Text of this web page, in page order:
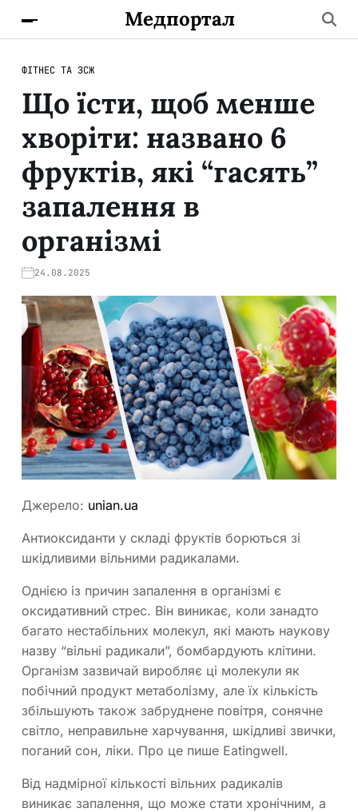
Медпортал
ФІТНЕС ТА ЗСЖ
Що їсти, щоб менше
хворіти: названо 6
фруктів, які “гасять”
запалення в
організмі
24.08.2025
Джерело: unian.ua
Антиоксиданти у складі фруктів борються зі
шкідливими вільними радикалами.
Однією із причин запалення в організмі є
оксидативний стрес. Він виникає, коли занадто
багато нестабільних молекул, які мають наукову
назву “вільні радикали”, бомбардують клітини.
Організм зазвичай виробляє ці молекули як
побічний продукт метаболізму, але їх кількість
збільшують також забруднене повітря, сонячне
світло, неправильне харчування, шкідливі звички,
поганий сон, ліки. Про це пише Eatingwell.
Від надмірної кількості вільних радикалів
виникає запалення, що може стати хронічним, а